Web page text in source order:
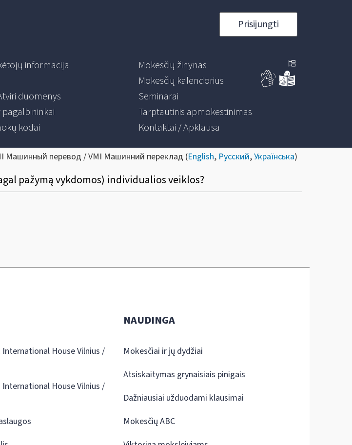
Prisijungti
informacija
duomenys
pagalbininkai
kodai
Mokesčių žinynas
Mokesčių kalendorius
Seminarai
Tarptautinis apmokestinimas
Kontaktai / Apklausa
Машинный перевод / VMI Машинний переклад (English, Русский,Українська)
pažymą vykdomos) individualios veiklos?
House Vilnius /
International House Vilnius /
NAUDINGA
Mokesčiai ir jų dydžiai
Atsiskaitymas grynaisiais pinigais
Dažniausiai užduodami klausimai
Mokesčių ABC